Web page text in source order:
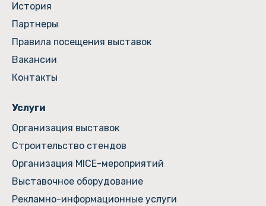
История
Партнеры
Правила посещения выставок
Вакансии
Контакты
Услуги
Организация выставок
Строительство стендов
Организация MICE-мероприятий
Выставочное оборудование
Рекламно-информационные услуги